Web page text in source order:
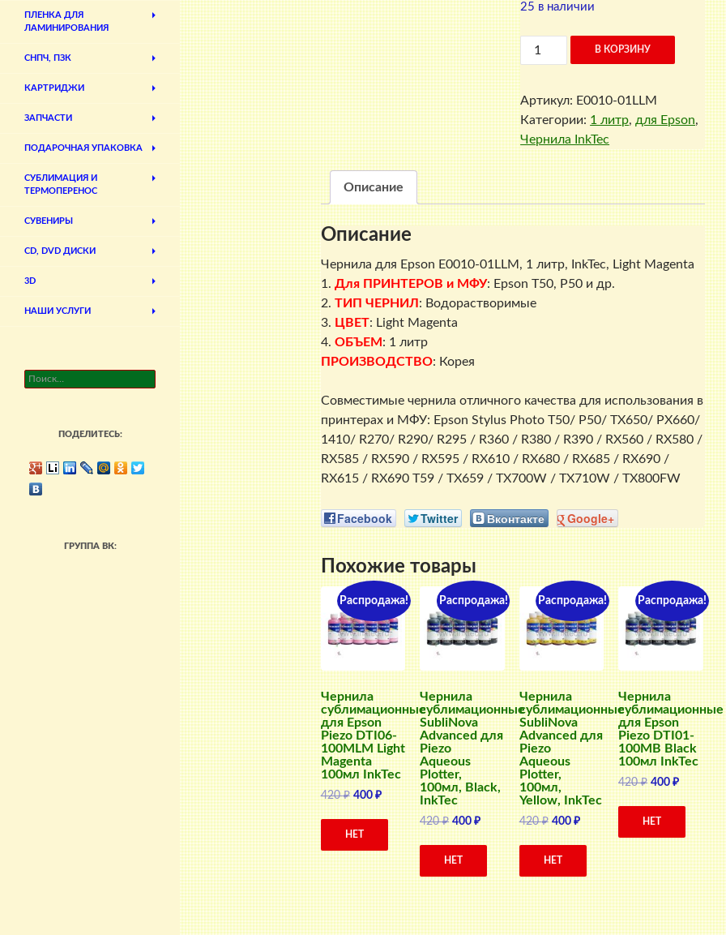
25 в наличии
Количество
товара
Чернила
для
Epson
E0010-
01LLM,
1
литр,
InkTec,
Magenta
В КОРЗИНУ
Артикул: E0010-01LLM
Категории: 1 литр,для Epson,
Чернила InkTec
Описание
Описание
Чернила для Epson E0010-01LLM, 1 литр, InkTec, Light Magenta
1. Для ПРИНТЕРОВ и МФУ: Epson T50, P50 и др.
2. ТИП ЧЕРНИЛ : Водорастворимые
3. ЦВЕТ: Light Magenta
4. ОБЪЕМ : 1 литр
ПРОИЗВОДСТВО: Корея
Совместимые чернила отличного качества для использования в
принтерах и МФУ: Epson Stylus Photo T50/ P50/ TX650/ PX660/
1410/ R270/ R290/ R295 / R360 / R380 / R390 / RX560 / RX580 /
RX585 / RX590 / RX595 / RX610 / RX680 / RX685 / RX690 /
RX615 / RX690 T59 / TX659 / TX700W / TX710W / TX800FW
Facebook Twitter Вконтакте Google+
Похожие товары
Распродажа!
Чернила
сублимационные
для Epson
Piezo DTI06-
100MLM Light
Magenta
100мл InkTec
420₽ Первоначальная
цена
составляла
400₽Текущая
цена:
400 ₽.
НЕТ
Распродажа!
Чернила
сублимационные
SubliNova
Advanced для
Piezo
Aqueous
Plotter,
100мл, Black,
InkTec
420₽ Первоначальная
цена
составляла
400₽Текущая
цена:
400 ₽.
НЕТ
Распродажа!
Чернила
сублимационные
SubliNova
Advanced для
Piezo
Aqueous
Plotter,
100мл,
Yellow, InkTec
420₽ Первоначальная
цена
составляла
400₽Текущая
цена:
400 ₽.
НЕТ
Распродажа!
Чернила
сублимационные
для Epson
Piezo DTI01-
100MB Black
100мл InkTec
420₽
цена
составляла
400₽Текущая
цена:
400 ₽.
НЕТ
ПЛЕНКА ДЛЯ
ЛАМИНИРОВАНИЯ
СНПЧ, ПЗК
КАРТРИДЖИ
ЗАПЧАСТИ
ПОДАРОЧНАЯ УПАКОВКА
СУБЛИМАЦИЯ И
ТЕРМОПЕРЕНОС
СУВЕНИРЫ
CD, DVD ДИСКИ
3D
НАШИ УСЛУГИ
Найти:
ПОДЕЛИТЕСЬ:
ГРУППА ВК: